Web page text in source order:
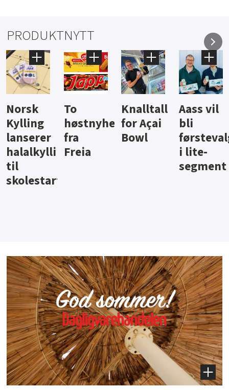
PRODUKTNYTT
Knalltall
for Açai
Bowl
Aass vil
bli
førstevalg
i lite-
Brus og
jus fra
Berentsen
Hard
iste fra
Hansa